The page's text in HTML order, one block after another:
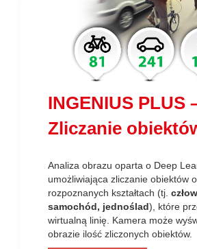
INGENIUS PLUS
Zliczanie
Analiza obrazu oparta o Deep
umożliwiająca zliczanie obiektów o
rozpoznanych kształtach (tj.
samochód, jednoślad), które
wirtualną linię. Kamera może
obrazie ilość zliczonych obiektów.